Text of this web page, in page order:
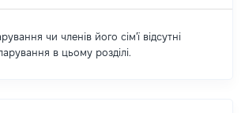
чи членів його сім'ї відсутні
в цьому розділі.